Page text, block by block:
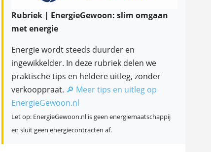
Rubriek | EnergieGewoon: slim omgaan
met energie
Energie wordt steeds duurder en
ingewikkelder. In deze rubriek delen we
praktische tips en heldere uitleg, zonder
verkooppraat. 🔎 Meer tips en uitleg op
EnergieGewoon.nl
Let op: EnergieGewoon.nl is geen energiemaatschappij
en sluit geen energiecontracten af.